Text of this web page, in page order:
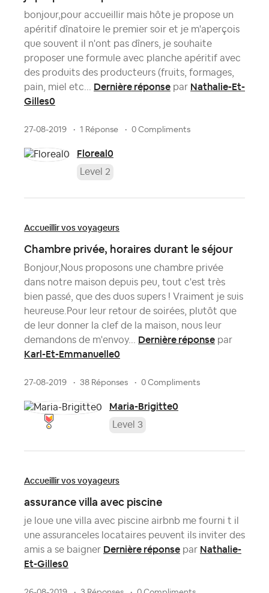
bonjour,pour accueillir mais hôte je propose un
apéritif dînatoire le premier soir et je m'aperçois
que souvent il n'ont pas dîners, je souhaite
proposer une formule avec planche apéritif avec
des produits des producteurs (fruits, formages,
pain, miel etc... Dernière réponse par Nathalie-Et-
Gilles0
27-08-2019 1 Réponse 0 Compliments
Floreal0
Level 2
Accueillir vos voyageurs
Chambre privée, horaires durant le séjour
Bonjour,Nous proposons une chambre privée
dans notre maison depuis peu, tout c'est très
bien passé, que des duos supers ! Vraiment je suis
heureuse.Pour leur retour de soirées, plutôt que
de leur donner la clef de la maison, nous leur
demandons de m'envoy... Dernière réponse par
Karl-Et-Emmanuelle0
27-08-2019 38 Réponses 0 Compliments
Maria-Brigitte0
Level 3
Accueillir vos voyageurs
assurance villa avec piscine
je loue une villa avec piscine airbnb me fourni t il
une assuranceles locataires peuvent ils inviter des
amis a se baigner Dernière réponse par Nathalie-
Et-Gilles0